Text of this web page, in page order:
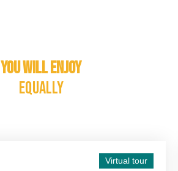
You will enjoy
equally
Virtual tour